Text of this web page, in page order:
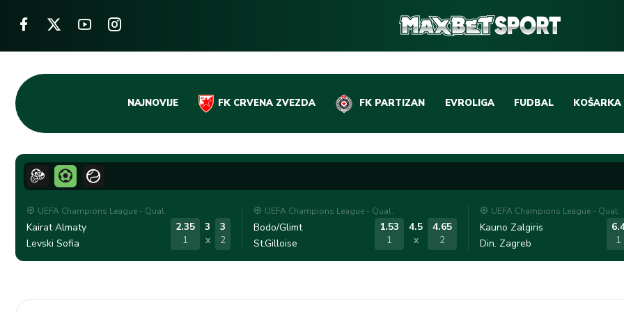
Skip
content
NAJNOVIJE FK CRVENA ZVEZDA FK PARTIZAN EVROLIGA FUDBAL
DOMAĆI FUDBAL
LIGE PETICE
OSTALE LIGE
KOŠARKA
EVROLIGA
ABA LIGA
UEFA Champions League - Qual.
Kairat Almaty
Levski Sofia
2.35
1
3
x
3
2
UEFA Champions League - Qual.
Bodo/Glimt
St.Gilloise
1.53
1
4.5
x
4.65
2
UEFA Champions League - Qual.
Kauno Zalgiris
Din. Zagreb
1